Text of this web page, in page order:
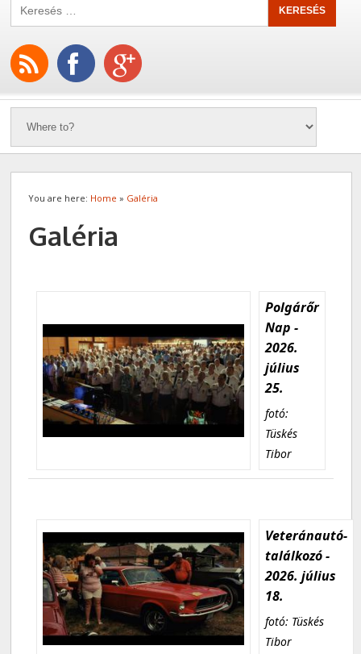
You are here: Home » Galéria
Galéria
Polgárőr
Nap -
2026.
július
25.
fotó:
Tüskés
Tibor
Veteránautó-
találkozó -
2026. július
18.
fotó: Tüskés
Tibor